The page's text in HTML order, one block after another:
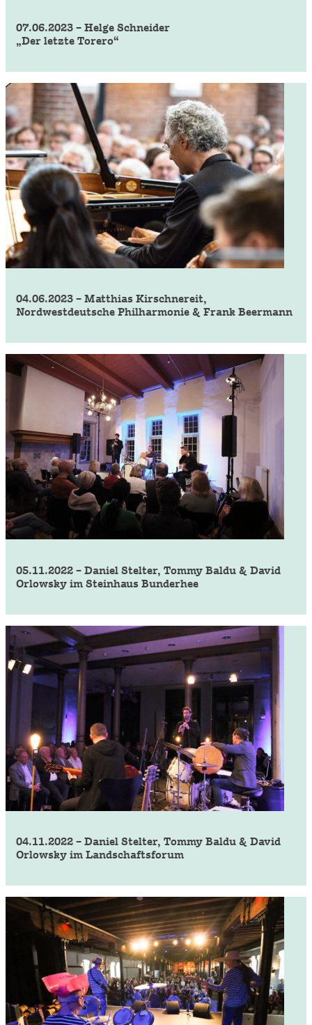
07.06.2023 – Helge Schneider
„Der letzte Torero“
04.06.2023 – Matthias Kirschnereit,
Nordwestdeutsche Philharmonie & Frank Beermann
05.11.2022 – Daniel Stelter, Tommy Baldu & David
Orlowsky im Steinhaus Bunderhee
04.11.2022 – Daniel Stelter, Tommy Baldu & David
Orlowsky im Landschaftsforum